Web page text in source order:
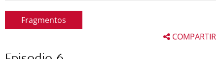
Fragmentos
COMPARTIR